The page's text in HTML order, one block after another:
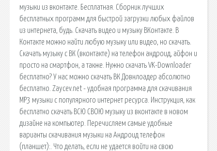
музыки из вконтакте. Бесплатная. Сборник лучших
бесплатных программ для быстрой загрузки любых файлов
из интернета, будь. Скачать видео и музыку ВКонтакте. В
Контакте можно найти любую музыку или видео, но скачать.
Скачать музыку с ВК (вконтакте) на телефон андроид, айфон и
просто на смартфон, а также. Нужно скачать VK-Downloader
бесплатно? У нас можно скачать ВК Довнлоадер абсолютно
бесплатно. Zaycev.net - удобная программа для скачивания
MP3 музыки с популярного интернет ресурса. Инструкция, как
бесплатно скачать ВСЮ СВОЮ музыку из вконтакте в новом
дизайне на компьютер. Перечисляем самые удобные
варианты скачивания музыки на Андроид телефон
(планшет):. Что делать, если не удается войти на свою